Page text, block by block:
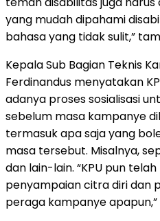
yang mudah dipahami
bahasa yang tidak sulit,”
Kepala Sub Bagian Teknis
Ferdinandus menyatakan
adanya proses sosialisasi
sebelum masa kampanye
termasuk apa saja yang
masa tersebut. Misalnya,
dan lain-lain. “KPU pun
penyampaian citra diri dan
peraga kampanye apapun,”